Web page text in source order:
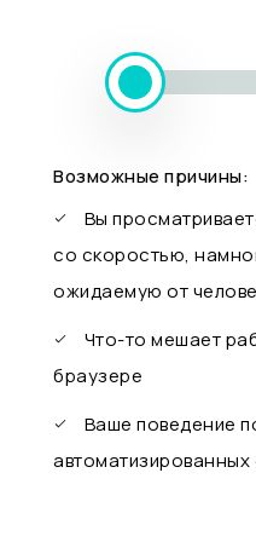
Возможные причины:
Вы
со скоростью,
ожидаемую от
Что-то мешает
браузере
Ваше поведение
автоматизированных